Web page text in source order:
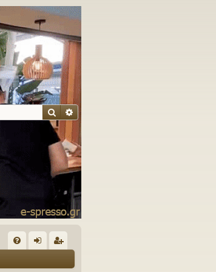
ΑναζήτησηΕιδική αναζήτηση